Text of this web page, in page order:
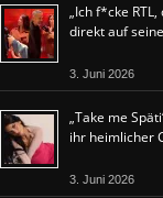
„Ich f*cke
direkt auf
3. Juni 2026
„Take me
ihr heimlicher
3. Juni 2026